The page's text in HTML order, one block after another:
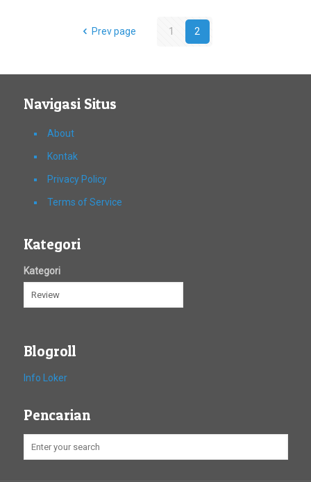
Prev page 1 2
Navigasi Situs
About
Kontak
Privacy Policy
Terms of Service
Kategori
Kategori
Blogroll
Info Loker
Pencarian